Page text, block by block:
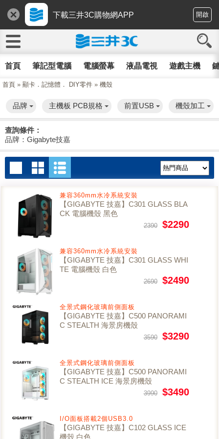
下載三井3C購物網APP 開啟
首頁 筆記型電腦 電腦螢幕 液晶電視 遊戲主機
首頁 » 顯卡．記憶體． DIY零件 » 機殼
品牌 主機板 PCB規格 前置USB 機殼加工
查詢條件：
品牌：Gigabyte技嘉
兼容360mm水冷系統安裝
【GIGABYTE 技嘉】C301 GLASS BLA
CK 電腦機殼 黑色
2390 $2290
兼容360mm水冷系統安裝
【GIGABYTE 技嘉】C301 GLASS WHI
TE 電腦機殼 白色
2690 $2490
全景式鋼化玻璃前側面板
【GIGABYTE 技嘉】C500 PANORAMI
C STEALTH 海景房機殼
3590 $3290
全景式鋼化玻璃前側面板
【GIGABYTE 技嘉】C500 PANORAMI
C STEALTH ICE 海景房機殼
3990 $3490
I/O面板搭載2個USB3.0
【GIGABYTE 技嘉】C102 GLASS ICE
機殼 白色